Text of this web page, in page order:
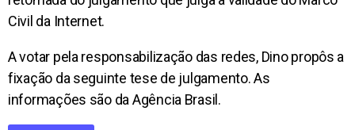
Civil da Internet.
A votar pela responsabilização das redes, Dino propôs a
fixação da seguinte tese de julgamento. As
informações são da Agência Brasil.